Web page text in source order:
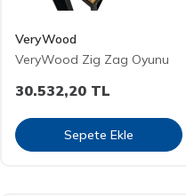
VeryWood
VeryWood Zig Zag Oyunu
30.532,20 TL
Sepete Ekle